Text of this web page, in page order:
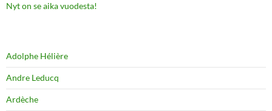
Nyt on se aika vuodesta!
Adolphe Hélière
Andre Leducq
Ardèche